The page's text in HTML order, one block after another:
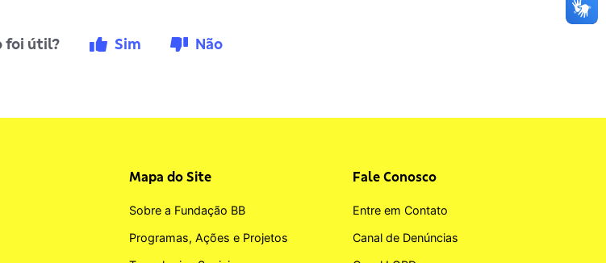
foi útil? Sim Não
Mapa do Site
Sobre a Fundação BB
Programas, Ações e Projetos
Fale Conosco
Entre em Contato
Canal de Denúncias